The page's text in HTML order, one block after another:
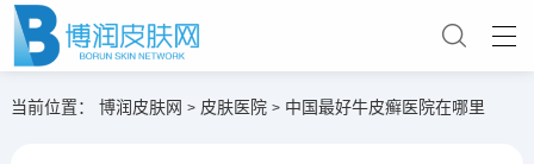
当前位置： 博润皮肤网 > 皮肤医院 > 中国最好牛皮癣医院在哪里